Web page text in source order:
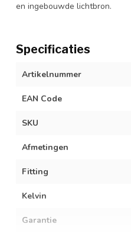
en ingebouwde lichtbron.
Specificaties
Artikelnummer
EAN Code
SKU
Afmetingen
Fitting
Kelvin
Garantie